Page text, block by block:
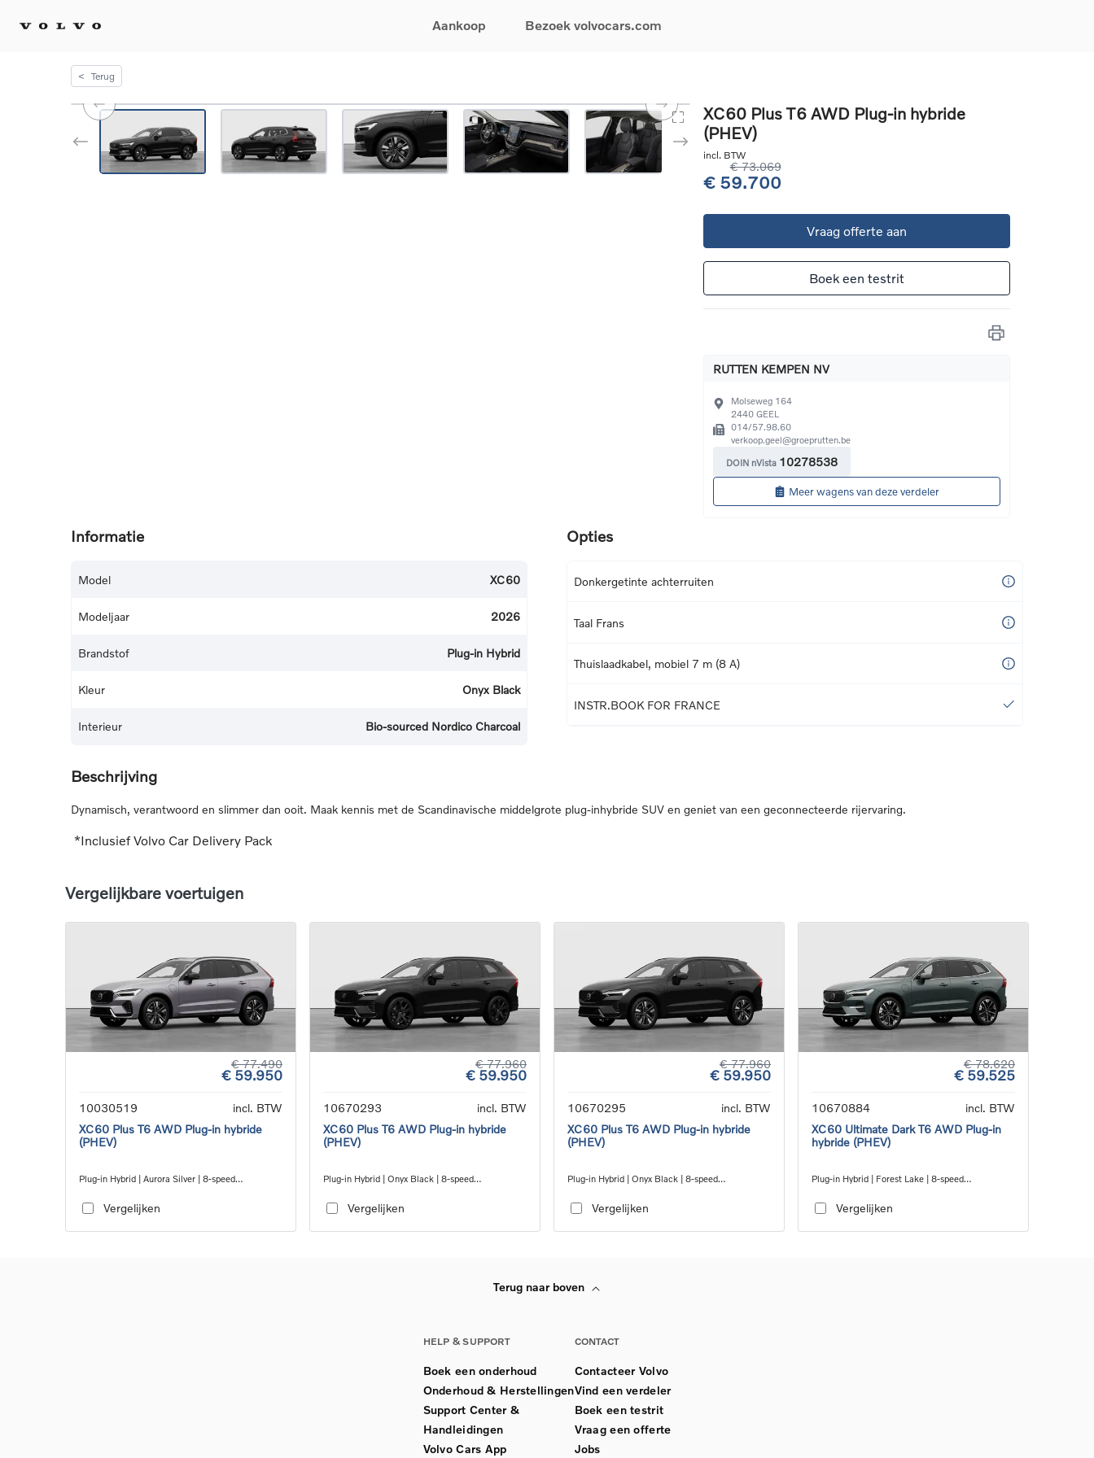
Aankoop
EX30
EX40
EC40
Elektrische auto's
Plug-inhybride auto's
Mild hybrid auto's
Bezoek volvocars.com
Stel uw wagen samen
Tijdelijke aanbiedingen
Gecertificeerde
Financieren
Verzekeringen
Boek een onderhoud
Onderhoud & herstellingen
Overname van uw auto
24/7 Pechverhelping
< Terug
XC60 Plus T6 AWD Plug-in hybride
(PHEV)
incl. BTW
€ 73.069
€ 59.700
Vraag offerte aan
Boek een testrit
RUTTEN KEMPEN NV
Molseweg 164
2440 GEEL
014/57.98.60
verkoop.geel@groeprutten.be
DOIN nVista 10278538
Meer wagens van deze verdeler
Informatie
Model XC60
Modeljaar 2026
Brandstof Plug-in Hybrid
Kleur Onyx Black
Interieur Bio-sourced Nordico Charcoal
Opties
Donkergetinte achterruiten
Taal Frans
Thuislaadkabel, mobiel 7 m (8 A)
INSTR.BOOK FOR FRANCE
Beschrijving
Dynamisch, verantwoord en slimmer dan ooit. Maak kennis met de Scandinavische middelgrote plug-inhybride SUV en geniet van een geconnecteerde rijervaring.
*Inclusief Volvo Car Delivery Pack
Vergelijkbare voertuigen
€ 77.490
€ 59.950
10030519
incl. BTW
XC60 Plus T6 AWD Plug-in hybride
(PHEV)
Plug-in Hybrid | Aurora Silver | 8-speed
Vergelijken
€ 77.960
€ 59.950
10670293
incl. BTW
XC60 Plus T6 AWD Plug-in hybride
(PHEV)
Plug-in Hybrid | Onyx Black | 8-speed
Vergelijken
€ 77.960
€ 59.950
10670295
incl. BTW
XC60 Plus T6 AWD Plug-in hybride
(PHEV)
Plug-in Hybrid | Onyx Black | 8-speed
Vergelijken
€ 78.620
€ 59.525
10670884
incl. BTW
XC60 Ultimate Dark T6 AWD Plug-in
hybride (PHEV)
Plug-in Hybrid | Forest Lake | 8-speed
Vergelijken
Terug naar boven
HELP & SUPPORT
Boek een onderhoud
Onderhoud & Herstellingen
Support Center &
Handleidingen
Volvo Cars App
CONTACT
Contacteer Volvo
Vind een verdeler
Boek een testrit
Vraag een offerte
Jobs